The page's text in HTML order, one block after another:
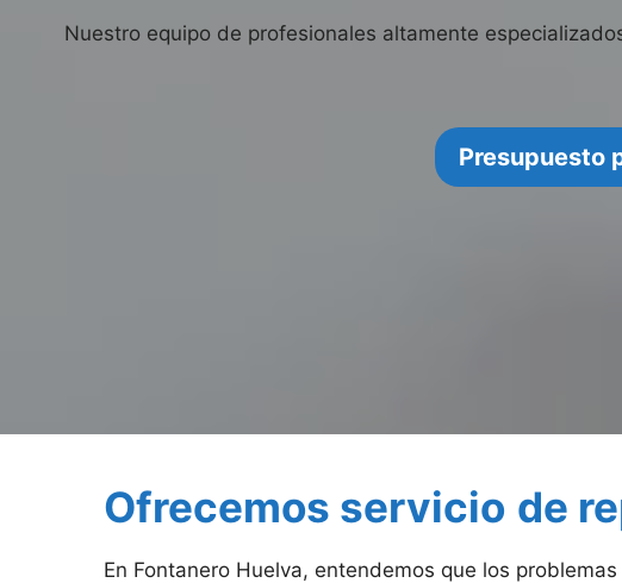
Nuestro equipo de profesionales altamente
Presupuesto
Ofrecemos servicio de
En Fontanero Huelva, entendemos que los